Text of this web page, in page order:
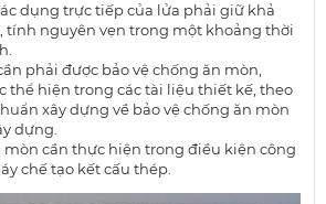
dụng trực tiếp của lửa phải giữ khả
tính nguyên vẹn trong một khoảng thời
phải được bảo vệ chống ăn mòn,
thể hiện trong các tài liệu thiết kế, theo
xây dựng về bảo vệ chống ăn mòn
dựng.
mòn cần thực hiện trong điều kiện công
chế tạo kết cấu thép.